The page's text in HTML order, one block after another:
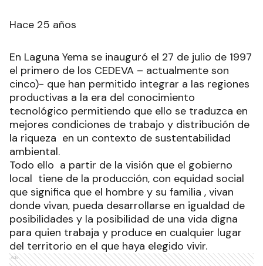
Hace 25 años
En Laguna Yema se inauguró el 27 de julio de 1997
el primero de los CEDEVA – actualmente son
cinco)- que han permitido integrar a las regiones
productivas a la era del conocimiento
tecnológico permitiendo que ello se traduzca en
mejores condiciones de trabajo y distribución de
la riqueza en un contexto de sustentabilidad
ambiental.
Todo ello a partir de la visión que el gobierno
local tiene de la producción, con equidad social
que significa que el hombre y su familia , vivan
donde vivan, pueda desarrollarse en igualdad de
posibilidades y la posibilidad de una vida digna
para quien trabaja y produce en cualquier lugar
del territorio en el que haya elegido vivir.
Ads